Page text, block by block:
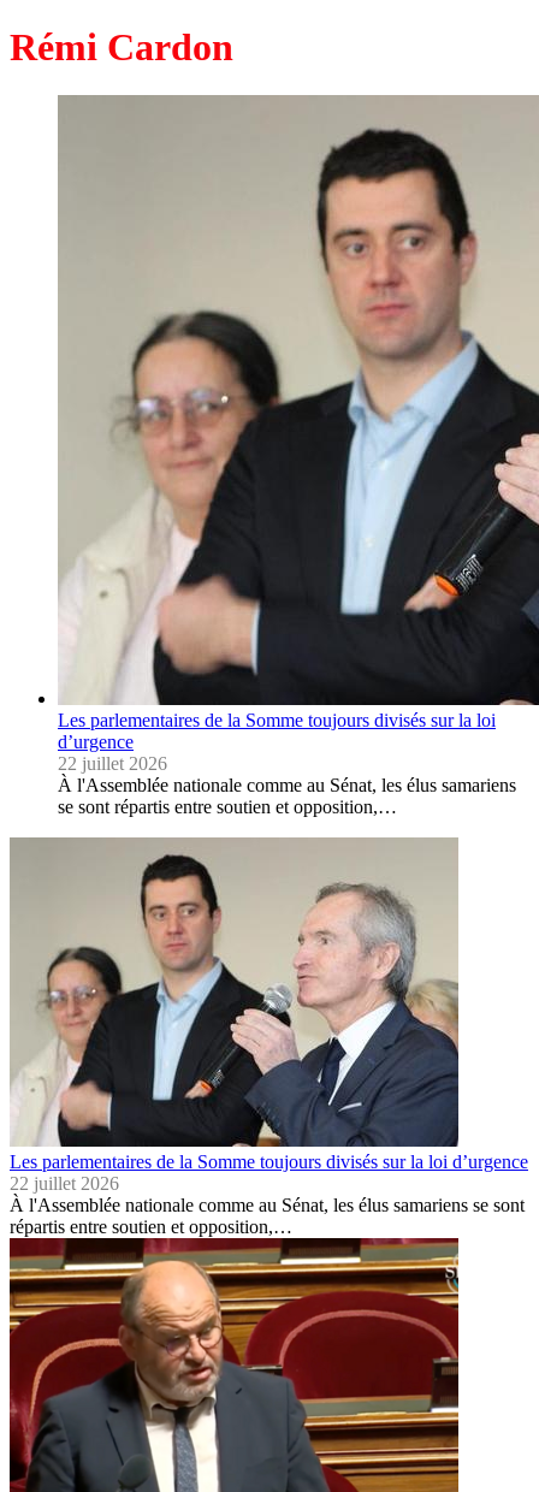
Rémi Cardon
Les parlementaires de la Somme toujours divisés sur la loi
d’urgence
22 juillet 2026
À l'Assemblée nationale comme au Sénat, les élus samariens
se sont répartis entre soutien et opposition,…
Les parlementaires de la Somme toujours divisés sur la loi d’urgence
22 juillet 2026
À l'Assemblée nationale comme au Sénat, les élus samariens se sont
répartis entre soutien et opposition,…